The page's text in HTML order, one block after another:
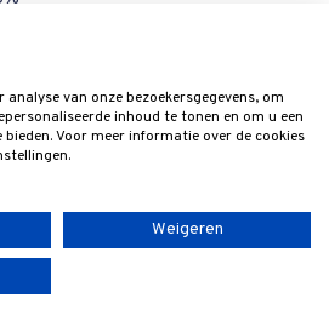
van onze bezoekersgegevens, om
inhoud te tonen en om u een
Voor meer informatie over de cookies
Weigeren